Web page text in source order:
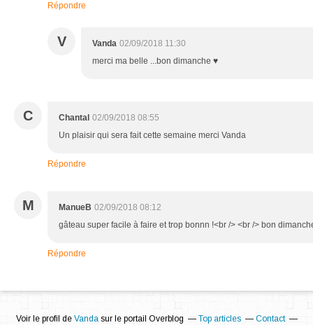
Répondre
V Vanda 02/09/2018 11:30
merci ma belle ...bon dimanche ♥
C Chantal 02/09/2018 08:55
Un plaisir qui sera fait cette semaine merci Vanda
Répondre
M ManueB 02/09/2018 08:12
gâteau super facile à faire et trop bonnn !<br /> <br /> bon
Répondre
Voir le profil de Vandasur le portail Overblog Top articles
Contact